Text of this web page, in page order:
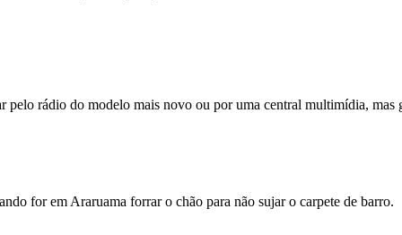
rádio do modelo mais novo ou por uma central multimídia,
for em Araruama forrar o chão para não sujar o carpete de barro.